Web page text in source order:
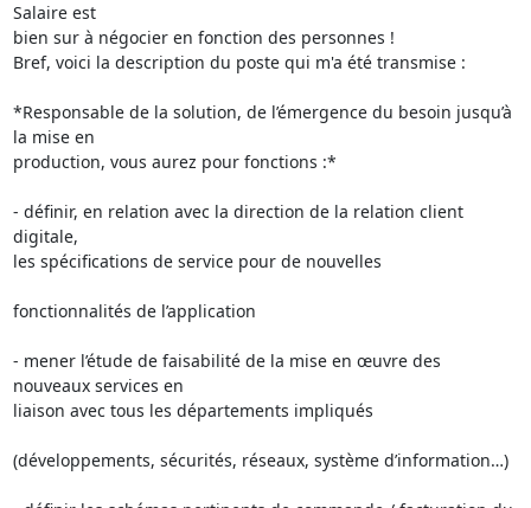
Salaire est
bien sur à négocier en fonction des personnes !
Bref, voici la description du poste qui m'a été transmise :
*Responsable de la solution, de l’émergence du besoin jusqu’à
la mise en
production, vous aurez pour fonctions :*
- définir, en relation avec la direction de la relation client
digitale,
les spécifications de service pour de nouvelles
fonctionnalités de l’application
- mener l’étude de faisabilité de la mise en œuvre des
nouveaux services en
liaison avec tous les départements impliqués
(développements, sécurités, réseaux, système d’information…)